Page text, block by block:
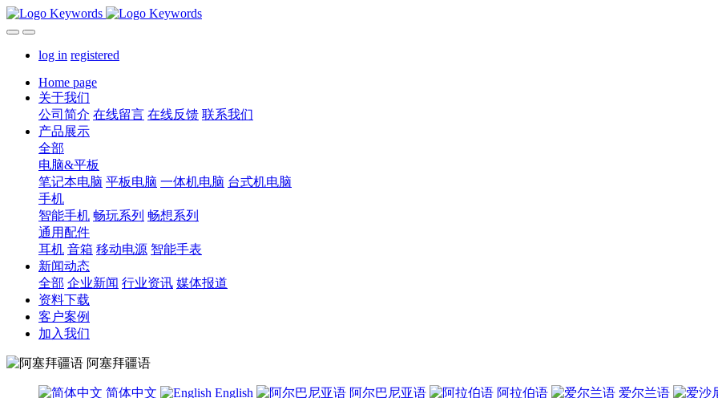
log in registered
Home page
关于我们
公司简介 在线留言 在线反馈 联系我们
产品展示
全部
电脑&平板
笔记本电脑 平板电脑 一体机电脑 台式机电脑
手机
智能手机 畅玩系列 畅想系列
通用配件
耳机 音箱 移动电源 智能手表
新闻动态
全部 企业新闻 行业资讯 媒体报道
资料下载
客户案例
加入我们
阿塞拜疆语
简体中文 English 阿尔巴尼亚语 阿拉伯语
爱尔兰语